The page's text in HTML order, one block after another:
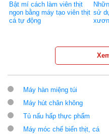
Bật mí cách làm viên thịt
ngon bằng máy tạo viên thịt
cá tự động
sử
Máy hàn miệng túi
Máy hút chân không
Tủ nấu hấp thực phẩm
Máy móc chế biến thịt, cá